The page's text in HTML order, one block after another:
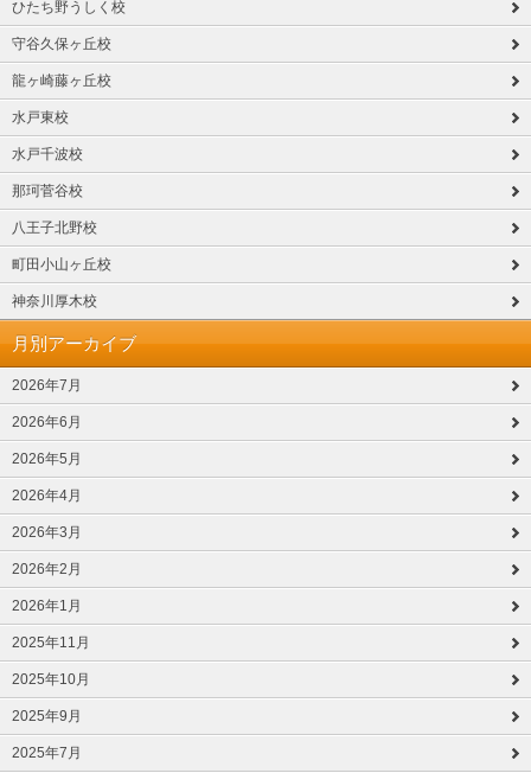
ひたち野うしく校
守谷久保ヶ丘校
龍ヶ崎藤ヶ丘校
水戸東校
水戸千波校
那珂菅谷校
八王子北野校
町田小山ヶ丘校
神奈川厚木校
月別アーカイブ
2026年7月
2026年6月
2026年5月
2026年4月
2026年3月
2026年2月
2026年1月
2025年11月
2025年10月
2025年9月
2025年7月